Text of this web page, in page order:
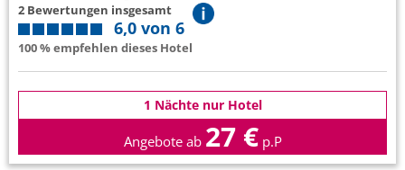
2 Bewertungen insgesamt
6,0 von 6
100 % empfehlen dieses Hotel
1 Nächte nur Hotel
Angebote ab 27 € p.P